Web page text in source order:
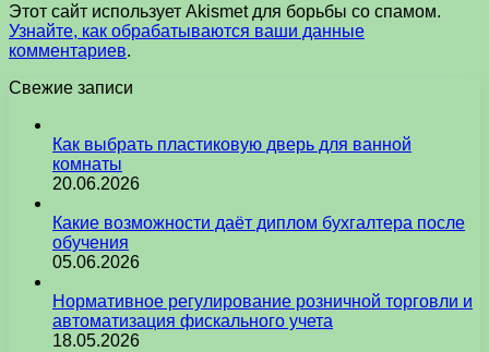
Этот сайт использует Akismet для борьбы со спамом.
Узнайте, как обрабатываются ваши данные
комментариев.
Свежие записи
Как выбрать пластиковую дверь для ванной
комнаты
20.06.2026
Какие возможности даёт диплом бухгалтера после
обучения
05.06.2026
Нормативное регулирование розничной торговли и
автоматизация фискального учета
18.05.2026